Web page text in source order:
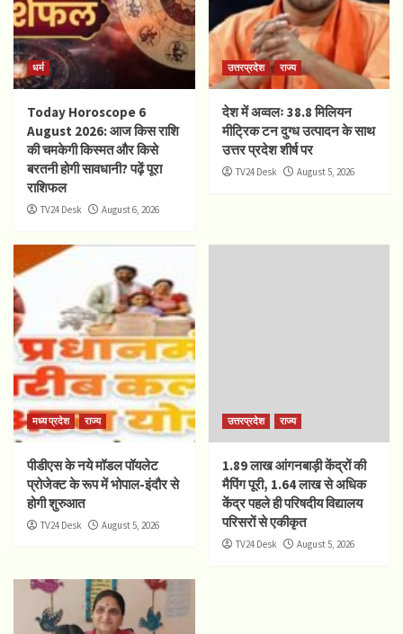
धर्म
Today Horoscope 6
August 2026: आज किस राशि
की चमकेगी किस्मत और किसे
बरतनी होगी सावधानी? पढ़ें पूरा
राशिफल
TV24 Desk August 6, 2026
उत्तरप्रदेश राज्य
देश में अव्वलः 38.8 मिलियन
मीट्रिक टन दुग्ध उत्पादन के साथ
उत्तर प्रदेश शीर्ष पर
TV24 Desk August 5, 2026
मध्य प्रदेश राज्य
पीडीएस के नये मॉडल पॉयलेट
प्रोजेक्ट के रूप में भोपाल-इंदौर से
होगी शुरुआत
TV24 Desk August 5, 2026
उत्तरप्रदेश राज्य
1.89 लाख आंगनबाड़ी केंद्रों की
मैपिंग पूरी, 1.64 लाख से अधिक
केंद्र पहले ही परिषदीय विद्यालय
परिसरों से एकीकृत
TV24 Desk August 5, 2026